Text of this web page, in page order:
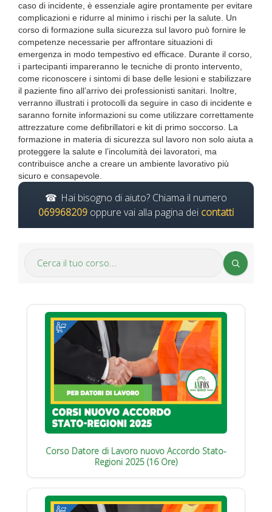
caso di incidente, è essenziale agire prontamente per evitare
complicazioni e ridurre al minimo i rischi per la salute. Un
corso di formazione sulla sicurezza sul lavoro può fornire le
competenze necessarie per affrontare situazioni di
emergenza in modo tempestivo ed efficace. Durante il corso,
i partecipanti impareranno le tecniche di pronto intervento,
come riconoscere i sintomi di base delle lesioni e stabilizzare
il paziente fino all’arrivo dei professionisti sanitari. Inoltre,
verranno illustrati i protocolli da seguire in caso di incidente e
saranno fornite informazioni su come utilizzare correttamente
attrezzature come defibrillatori e kit di primo soccorso. La
formazione in materia di sicurezza sul lavoro non solo aiuta a
proteggere la salute e l’incolumità dei lavoratori, ma
contribuisce anche a creare un ambiente lavorativo più
sicuro e consapevole.
Hai bisogno di aiuto? Chiama il numero
069968209 oppure vai alla pagina dei contatti
Corso Datore di Lavoro nuovo Accordo Stato-
Regioni 2025 (16 Ore)